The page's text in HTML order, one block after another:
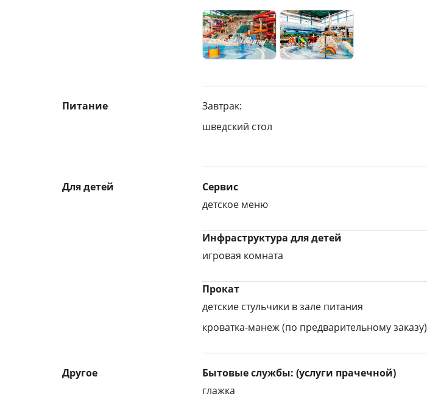
Питание
Завтрак:
шведский стол
Для детей
Сервис
детское меню
Инфраструктура для детей
игровая комната
Прокат
детские стульчики в зале питания
кроватка-манеж (по предварительному заказу)
Другое
Бытовые службы: (услуги прачечной)
глажка